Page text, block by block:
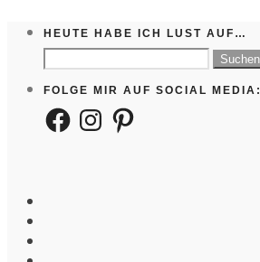
HEUTE HABE ICH LUST AUF…
nach:
FOLGE MIR AUF SOCIAL MEDIA:
FacebookInstagramPinterest